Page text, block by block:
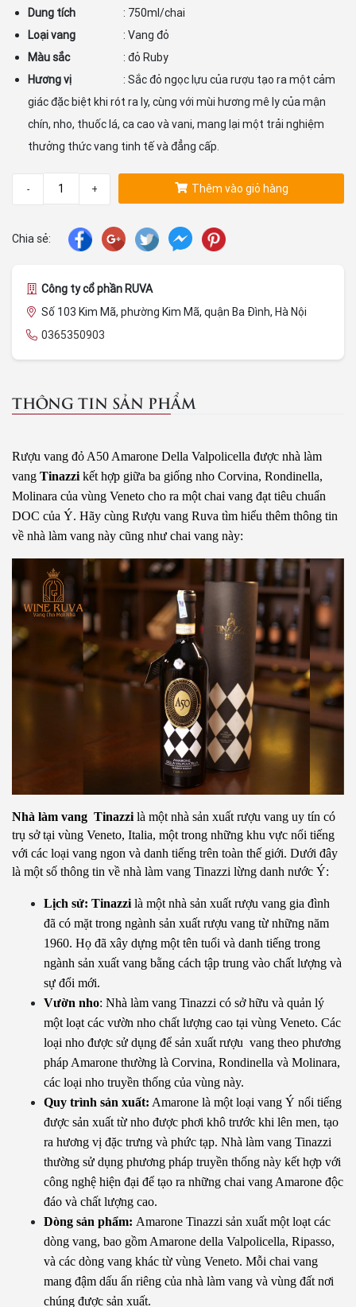
Dung tích
: 750ml/chai
Loại vang
: Vang đỏ
Màu sắc
: đỏ Ruby
Hương vị
: Sắc đỏ ngọc lựu của rượu tạo ra một cảm
giác đặc biệt khi rót ra ly, cùng với mùi hương mê ly của mận
chín, nho, thuốc lá, ca cao và vani, mang lại một trải nghiệm
thưởng thức vang tinh tế và đẳng cấp.
- + Thêm vào giỏ hàng
Chia sẻ:
Công ty cổ phần RUVA
Số 103 Kim Mã, phường Kim Mã, quận Ba Đình, Hà Nội
0365350903
THÔNG TIN SẢN PHẨM
Rượu vang đỏ A50 Amarone Della Valpolicella được nhà làm
vang Tinazzi kết hợp giữa ba giống nho Corvina, Rondinella,
Molinara của vùng Veneto cho ra một chai vang đạt tiêu chuẩn
DOC của Ý. Hãy cùng Rượu vang Ruva tìm hiểu thêm thông tin
về nhà làm vang này cũng như chai vang này:
Nhà làm vang  Tinazzi là một nhà sản xuất rượu vang uy tín có
trụ sở tại vùng Veneto, Italia, một trong những khu vực nổi tiếng
với các loại vang ngon và danh tiếng trên toàn thế giới. Dưới đây
là một số thông tin về nhà làm vang Tinazzi lừng danh nước Ý:
Lịch sử: Tinazzi là một nhà sản xuất rượu vang gia đình
đã có mặt trong ngành sản xuất rượu vang từ những năm
1960. Họ đã xây dựng một tên tuổi và danh tiếng trong
ngành sản xuất vang bằng cách tập trung vào chất lượng và
sự đổi mới.
Vườn nho: Nhà làm vang Tinazzi có sở hữu và quản lý
một loạt các vườn nho chất lượng cao tại vùng Veneto. Các
loại nho được sử dụng để sản xuất rượu  vang theo phương
pháp Amarone thường là Corvina, Rondinella và Molinara,
các loại nho truyền thống của vùng này.
Quy trình sản xuất: Amarone là một loại vang Ý nổi tiếng
được sản xuất từ nho được phơi khô trước khi lên men, tạo
ra hương vị đặc trưng và phức tạp. Nhà làm vang Tinazzi
thường sử dụng phương pháp truyền thống này kết hợp với
công nghệ hiện đại để tạo ra những chai vang Amarone độc
đáo và chất lượng cao.
Dòng sản phẩm: Amarone Tinazzi sản xuất một loạt các
dòng vang, bao gồm Amarone della Valpolicella, Ripasso,
và các dòng vang khác từ vùng Veneto. Mỗi chai vang
mang đậm dấu ấn riêng của nhà làm vang và vùng đất nơi
chúng được sản xuất.